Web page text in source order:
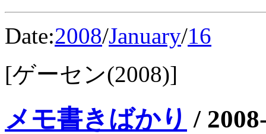
Date:2008/January/16
[ゲーセン(2008)]
メモ書きばかり /